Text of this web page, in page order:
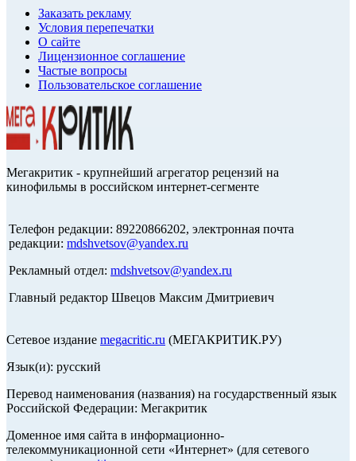
Заказать рекламу
Условия перепечатки
О сайте
Лицензионное соглашение
Частые вопросы
Пользовательское соглашение
Мегакритик - крупнейший агрегатор рецензий на
кинофильмы в российском интернет-сегменте
Телефон редакции: 89220866202, электронная почта
редакции: mdshvetsov@yandex.ru
Рекламный отдел: mdshvetsov@yandex.ru
Главный редактор Швецов Максим Дмитриевич
Сетевое издание megacritic.ru (МЕГАКРИТИК.РУ)
Язык(и): русский
Перевод наименования (названия) на государственный язык
Российской Федерации: Мегакритик
Доменное имя сайта в информационно-
телекоммуникационной сети «Интернет» (для сетевого